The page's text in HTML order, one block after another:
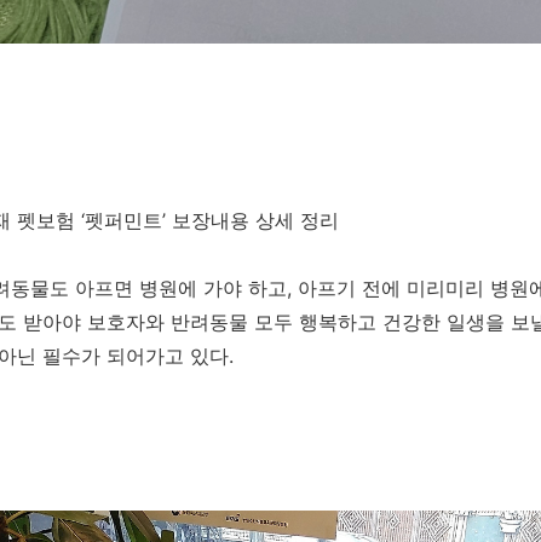
펫보험 ‘펫퍼민트’ 보장내용 상세 정리
동물도 아프면 병원에 가야 하고, 아프기 전에 미리미리 병원
받아야 보호자와 반려동물 모두 행복하고 건강한 일생을 보
닌 필수가 되어가고 있다.